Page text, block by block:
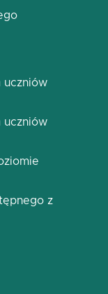
uczniów
uczniów
z